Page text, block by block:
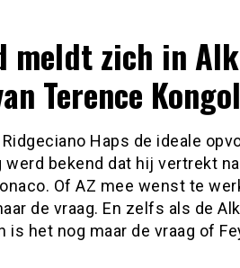
meldt zich in
Terence
Haps de ideale
werd bekend dat hij vertrekt
Of AZ mee wenst te
de vraag. En zelfs als de
is het nog maar de vraag of